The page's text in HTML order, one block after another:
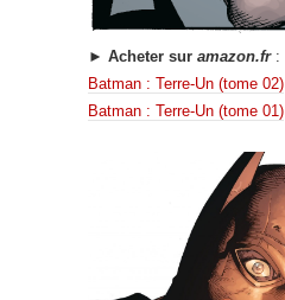
► Acheter sur amazon.fr:
Batman : Terre-Un (tome 02)
Batman : Terre-Un (tome 01)